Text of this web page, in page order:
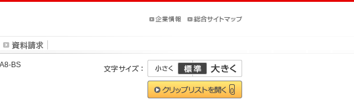
BS